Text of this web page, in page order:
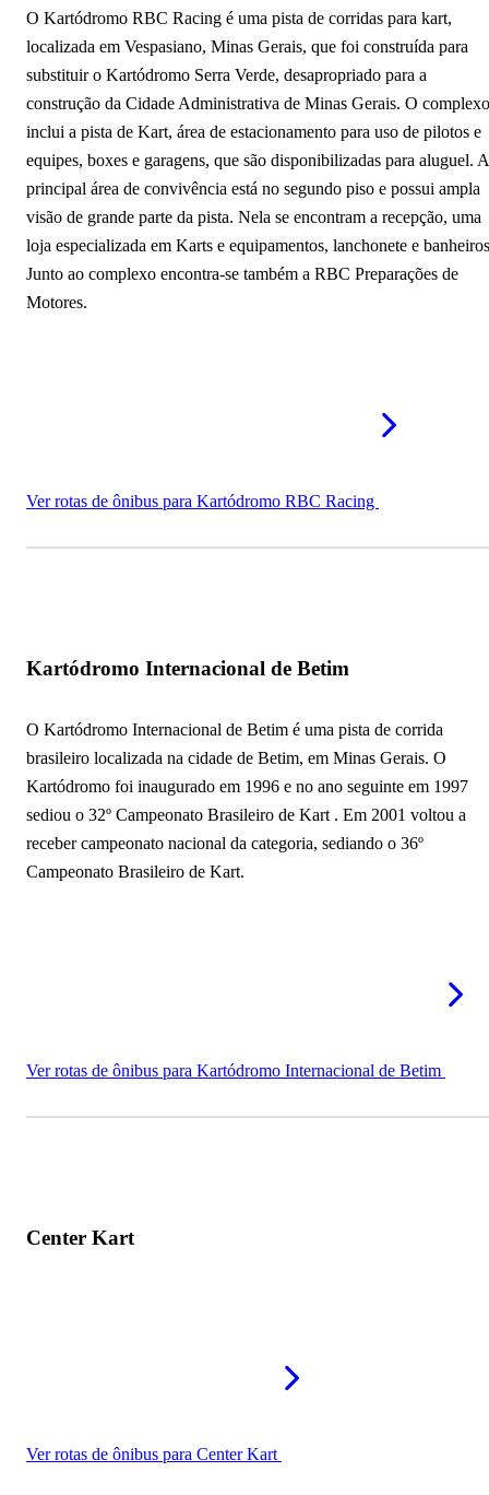
LayBack Park Belo Horizonte
Open Kart Ipatinga
Kartódromo de Itajubá
Pista de Cooper de Nova Serrana
O Kartódromo RBC Racing é uma pista de corridas para kart,
localizada em Vespasiano, Minas Gerais, que foi construída para
substituir o Kartódromo Serra Verde, desapropriado para a
construção da Cidade Administrativa de Minas Gerais. O complexo
inclui a pista de Kart, área de estacionamento para uso de pilotos e
equipes, boxes e garagens, que são disponibilizadas para aluguel. A
principal área de convivência está no segundo piso e possui ampla
visão de grande parte da pista. Nela se encontram a recepção, uma
loja especializada em Karts e equipamentos, lanchonete e
Junto ao complexo encontra-se também a RBC Preparações de
Motores.
Ver rotas de ônibus para Kartódromo RBC Racing
Kartódromo Internacional de Betim
O Kartódromo Internacional de Betim é uma pista de corrida
brasileiro localizada na cidade de Betim, em Minas Gerais. O
Kartódromo foi inaugurado em 1996 e no ano seguinte em 1997
sediou o 32º Campeonato Brasileiro de Kart . Em 2001 voltou a
receber campeonato nacional da categoria, sediando o 36º
Campeonato Brasileiro de Kart.
Ver rotas de ônibus para Kartódromo Internacional de Betim
Center Kart
Ver rotas de ônibus para Center Kart